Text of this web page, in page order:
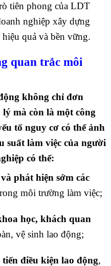
tiên phong của LDT
nghiệp xây dựng
quả và bền vững.
quan trắc môi
không chỉ đơn
mà còn là một công
tố nguy cơ có thể ảnh
suất làm việc của người
có thể:
phát hiện sớm các
môi trường làm việc;
học, khách quan
vệ sinh lao động;
điều kiện lao động,